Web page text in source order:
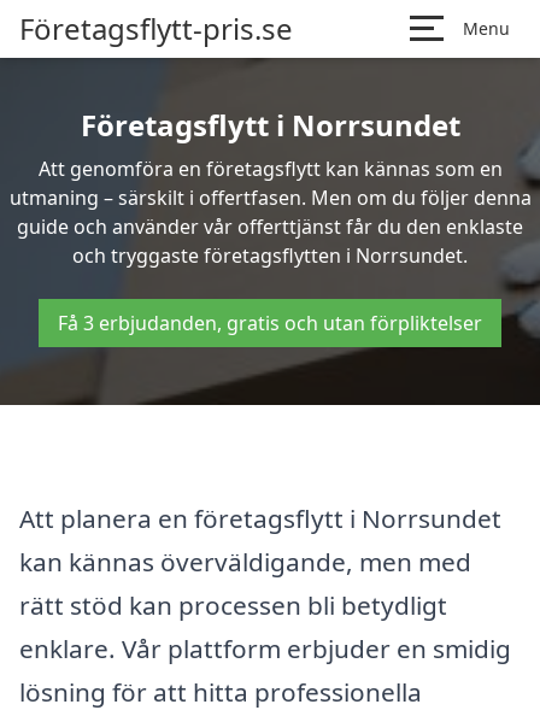
Företagsflytt-pris.se Menu
Företagsflytt i Norrsundet
Att genomföra en företagsflytt kan kännas som en
utmaning – särskilt i offertfasen. Men om du följer denna
guide och använder vår offerttjänst får du den enklaste
och tryggaste företagsflytten i Norrsundet.
Få 3 erbjudanden, gratis och utan förpliktelser
Att planera en företagsflytt i Norrsundet
kan kännas överväldigande, men med
rätt stöd kan processen bli betydligt
enklare. Vår plattform erbjuder en smidig
lösning för att hitta professionella